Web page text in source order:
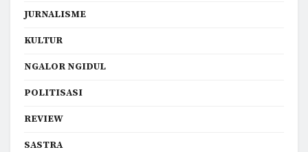
JURNALISME
KULTUR
NGALOR NGIDUL
POLITISASI
REVIEW
SASTRA